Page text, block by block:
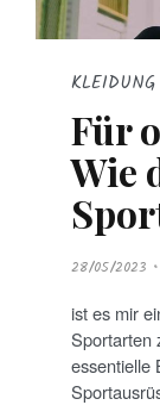
KLEIDUNG
Für
Wie
P
O
T
E
D
O
N
28/05/2023
ist es mir
Sportarten
essentielle